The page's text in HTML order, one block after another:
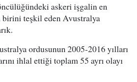
askeri işgalin en
birini teşkil eden Avustralya
ordusunun 2005-2016 yılları
ihlal ettiği toplam 55 ayrı olayı